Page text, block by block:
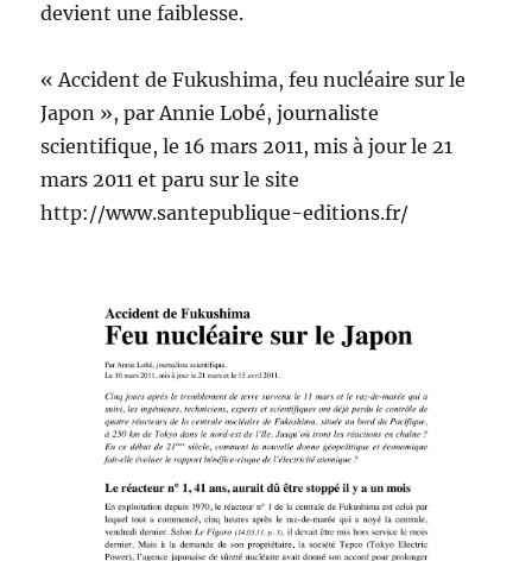
devient une faiblesse.
« Accident de Fukushima, feu nucléaire sur le
Japon », par Annie Lobé, journaliste
scientifique, le 16 mars 2011, mis à jour le 21
mars 2011 et paru sur le site
http://www.santepublique-editions.fr/